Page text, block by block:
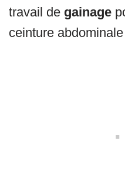
travail de gainage
ceinture